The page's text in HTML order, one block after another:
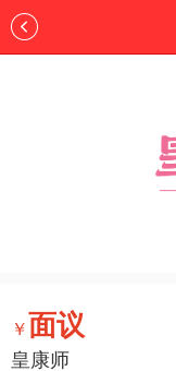
￥面议
皇康师